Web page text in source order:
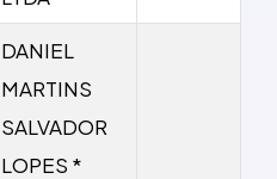
DANIEL
MARTINS
SALVADOR
LOPES *